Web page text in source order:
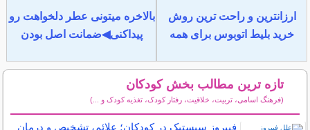
ارزانترین و راحت ترین روش
خرید بلیط اتوبوس برای همه
بالاخره میتونی عطر دلخواهت رو
پیداکنی◀ضمانت اصل بودن
تازه ترین مطالب بخش کودکان
(فرهنگ اسامی، تربیت، خلاقیت، رفتار کودک، تغذیه کودک و ...)
فیبروز سیستیک در کودکان؛ علائم، تشخیص و درمان